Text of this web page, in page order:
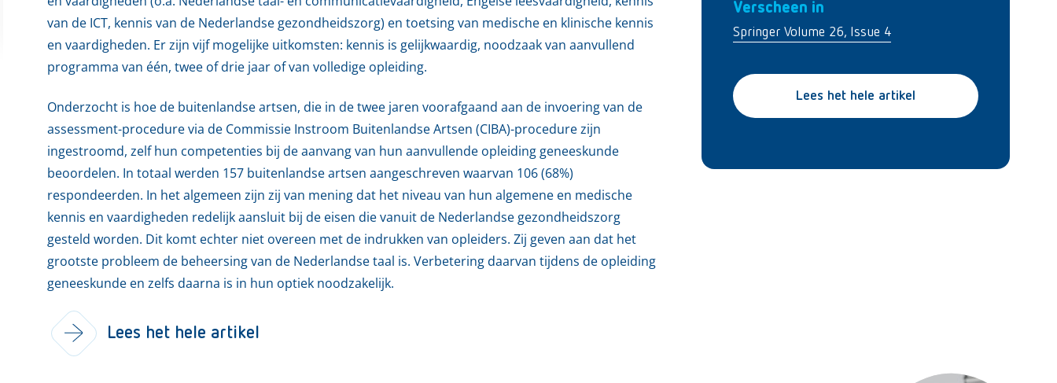
Verscheen in
Springer Volume 26, Issue 4
Lees het hele artikel
van de ICT, kennis van de Nederlandse gezondheidszorg) en toetsing van medische en klinische kennis
en vaardigheden. Er zijn vijf mogelijke uitkomsten: kennis is gelijkwaardig, noodzaak van aanvullend
programma van één, twee of drie jaar of van volledige opleiding.
Onderzocht is hoe de buitenlandse artsen, die in de twee jaren voorafgaand aan de invoering van de
assessment-procedure via de Commissie Instroom Buitenlandse Artsen (CIBA)-procedure zijn
ingestroomd, zelf hun competenties bij de aanvang van hun aanvullende opleiding geneeskunde
beoordelen. In totaal werden 157 buitenlandse artsen aangeschreven waarvan 106 (68%)
respondeerden. In het algemeen zijn zij van mening dat het niveau van hun algemene en medische
kennis en vaardigheden redelijk aansluit bij de eisen die vanuit de Nederlandse gezondheidszorg
gesteld worden. Dit komt echter niet overeen met de indrukken van opleiders. Zij geven aan dat het
grootste probleem de beheersing van de Nederlandse taal is. Verbetering daarvan tijdens de opleiding
geneeskunde en zelfs daarna is in hun optiek noodzakelijk.
Lees het hele artikel